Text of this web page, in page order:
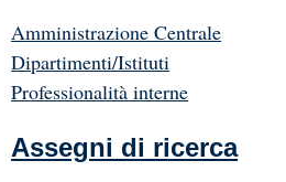
Amministrazione Centrale
Dipartimenti/Istituti
Professionalità interne
Assegni di ricerca